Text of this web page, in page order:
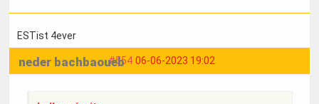
ESTist 4ever
#554 06-06-2023 19:02
neder bachbaoueb